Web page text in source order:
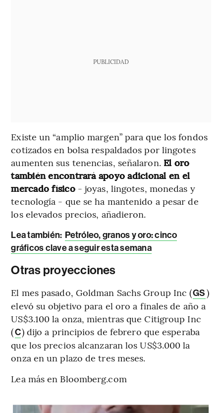
PUBLICIDAD
Existe un “amplio margen” para que los fondos
cotizados en bolsa respaldados por lingotes
aumenten sus tenencias, señalaron.El oro
también encontrará apoyo adicional en el
mercado físico- joyas, lingotes, monedas y
tecnología - que se ha mantenido a pesar de
los elevados precios, añadieron.
Lea también: Petróleo, granos y oro: cinco
gráficos clave a seguir esta semana
Otras proyecciones
El mes pasado, Goldman Sachs Group Inc (GS)
elevó su objetivo para el oro a finales de año a
US$3.100 la onza, mientras que Citigroup Inc
(C) dijo a principios de febrero que esperaba
que los precios alcanzaran los US$3.000 la
onza en un plazo de tres meses.
Lea más en Bloomberg.com